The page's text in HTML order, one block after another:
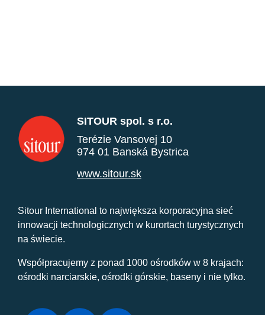
SITOUR spol. s r.o.
Terézie Vansovej 10
974 01 Banská Bystrica
www.sitour.sk
Sitour International to największa korporacyjna sieć
innowacji technologicznych w kurortach turystycznych
na świecie.
Współpracujemy z ponad 1000 ośrodków w 8 krajach:
ośrodki narciarskie, ośrodki górskie, baseny i nie tylko.